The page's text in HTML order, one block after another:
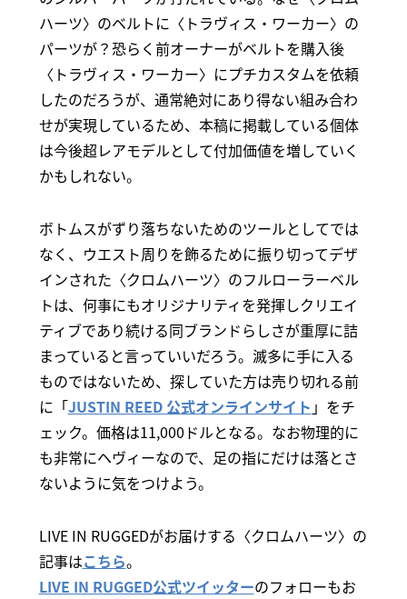
ハーツ〉のベルトに〈トラヴィス・ワーカー〉の
パーツが？恐らく前オーナーがベルトを購入後
〈トラヴィス・ワーカー〉にプチカスタムを依頼
したのだろうが、通常絶対にあり得ない組み合わ
せが実現しているため、本稿に掲載している個体
は今後超レアモデルとして付加価値を増していく
かもしれない。
ボトムスがずり落ちないためのツールとしてでは
なく、ウエスト周りを飾るために振り切ってデザ
インされた〈クロムハーツ〉のフルローラーベル
トは、何事にもオリジナリティを発揮しクリエイ
ティブであり続ける同ブランドらしさが重厚に詰
まっていると言っていいだろう。滅多に手に入る
ものではないため、探していた方は売り切れる前
に「JUSTIN REED 公式オンラインサイト 」をチ
ェック。価格は11,000ドルとなる。なお物理的に
も非常にヘヴィーなので、足の指にだけは落とさ
ないように気をつけよう。
LIVE IN RUGGEDがお届けする〈クロムハーツ〉の
記事はこちら。
LIVE IN RUGGED公式ツイッターのフォローもお